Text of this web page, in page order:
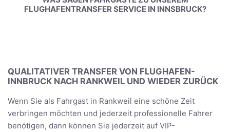
FLUGHAFENTRANSFER SERVICE IN INNSBRUCK?
QUALITATIVER TRANSFER VON FLUGHAFEN-
INNBRUCK NACH RANKWEIL UND WIEDER ZURÜCK
Wenn Sie als Fahrgast in Rankweil eine schöne Zeit
verbringen möchten und jederzeit professionelle Fahrer
benötigen, dann können Sie jederzeit auf VIP-